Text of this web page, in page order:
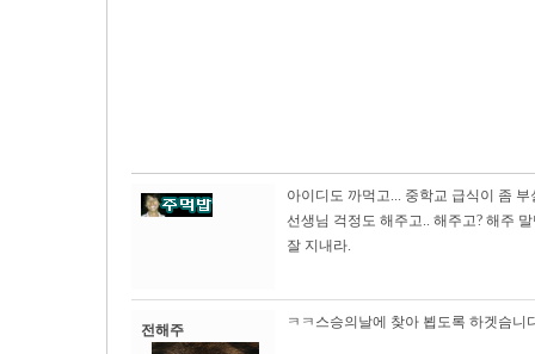
아이디도 까먹고... 중학교 급식이 좀 부
선생님 걱정도 해주고.. 해주고? 해주
잘 지내라.
전해주 ㅋㅋ스승의날에 찾아 뵙도록 하겟슴니